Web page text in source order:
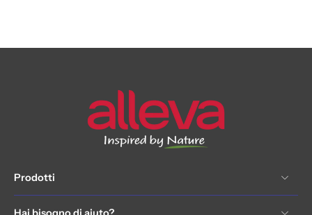
Prodotti